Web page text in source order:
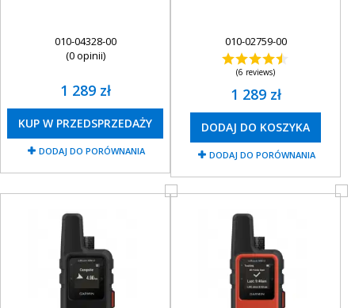
010-04328-00
(0 opinii)
1 289 zł
KUP W PRZEDSPRZEDAŻY
DODAJ DO PORÓWNANIA
010-02759-00
(6 reviews)
1 289 zł
DODAJ DO KOSZYKA
DODAJ DO PORÓWNANIA